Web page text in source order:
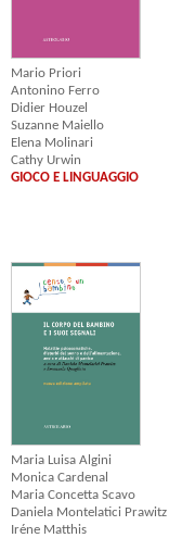
Mario Priori
Antonino Ferro
Didier Houzel
Suzanne Maiello
Elena Molinari
Cathy Urwin
GIOCO E LINGUAGGIO
Maria Luisa Algini
Monica Cardenal
Maria Concetta Scavo
Daniela Montelatici Prawitz
Iréne Matthis